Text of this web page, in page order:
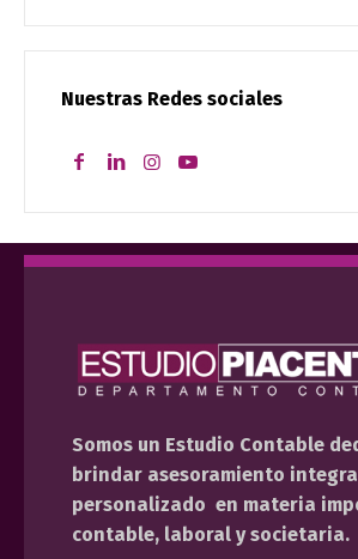
Nuestras Redes sociales
Somos un Estudio Contable
brindar asesoramiento
personalizado en materia
contable, laboral y societaria.